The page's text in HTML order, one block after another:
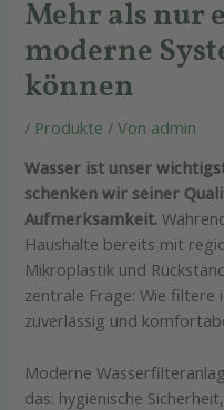
Mehr als nur
moderne
können
/ Produkte / Von admin
Wasser ist unser
schenken wir seiner
Aufmerksamkeit.
Haushalte bereits mit
Mikroplastik und
zentrale Frage: Wie filtere
zuverlässig und
Moderne
das: hygienische